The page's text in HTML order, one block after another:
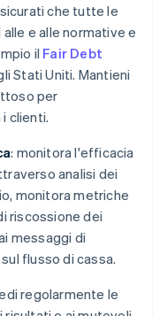
che tutte le
e alle normative e
il Fair Debt
Stati Uniti. Mantieni
per
clienti.
: monitora l'efficacia
analisi dei
monitora metriche
riscossione dei
messaggi di
flusso di cassa.
regolarmente le